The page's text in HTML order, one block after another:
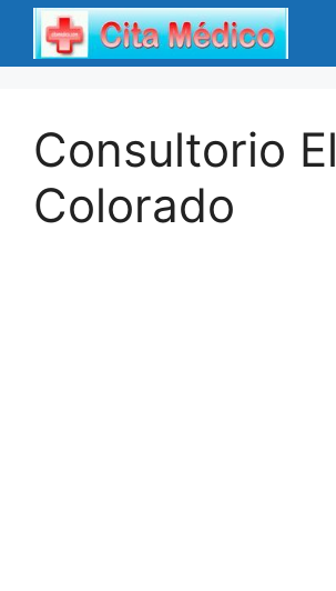
Saltar
contenido
Consultorio El
Colorado